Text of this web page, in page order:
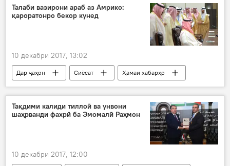
Салоҳиддин Раббонӣ
ВУХ-и Тоҷикистон
баррасӣ
мулоқот
Талаби вазирони араб аз Амрико:
қароратонро бекор кунед
10 декабри 2017, 13:02
Дар ҷаҳон Сиёсат
Ҳамаи хабарҳо
Исроил
Амрико
Лиги кишварҳои араб
талаб
Тақдими калиди тиллоӣ ва унвони
шаҳрванди фахрӣ ба Эмомалӣ Раҳмон
10 декабри 2017, 12:00